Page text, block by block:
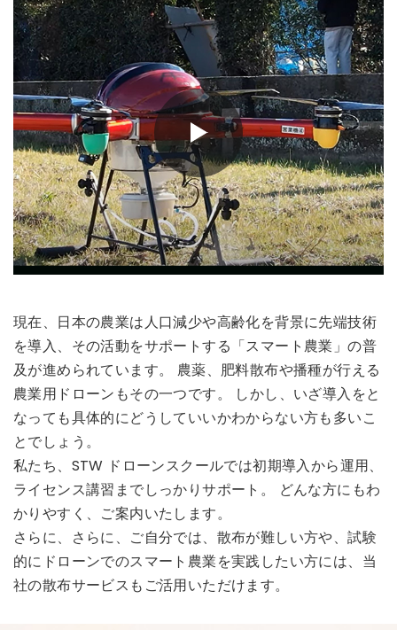
現在、日本の農業は人口減少や高齢化を背景に先端技術
を導入、その活動をサポートする「スマート農業」の普
及が進められています。 農薬、肥料散布や播種が行える
農業用ドローンもその一つです。 しかし、いざ導入をと
なっても具体的にどうしていいかわからない方も多いこ
とでしょう。
私たち、STW ドローンスクールでは初期導入から運用、
ライセンス講習までしっかりサポート。 どんな方にもわ
かりやすく、ご案内いたします。
さらに、さらに、ご自分では、散布が難しい方や、試験
的にドローンでのスマート農業を実践したい方には、当
社の散布サービスもご活用いただけます。